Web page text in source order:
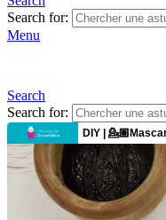
Search for:
Menu
Search
Search for: